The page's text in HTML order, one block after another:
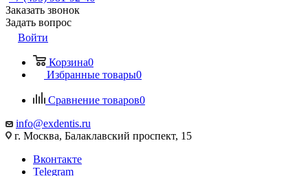
Заказать звонок
Задать вопрос
Войти
Корзина0
Избранные товары0
Сравнение товаров0
info@exdentis.ru
г. Москва, Балаклавский проспект, 15
Вконтакте
Telegram